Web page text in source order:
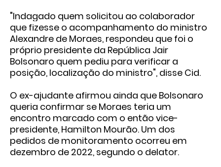
"Indagado quem solicitou ao colaborador
que fizesse o acompanhamento do ministro
Alexandre de Moraes, respondeu que foi o
próprio presidente da República Jair
Bolsonaro quem pediu para verificar a
posição, localização do ministro", disse Cid.
O ex-ajudante afirmou ainda que Bolsonaro
queria confirmar se Moraes teria um
encontro marcado com o então vice-
presidente, Hamilton Mourão. Um dos
pedidos de monitoramento ocorreu em
dezembro de 2022, segundo o delator.